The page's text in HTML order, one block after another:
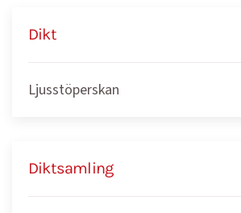
Dikt
Ljusstöperskan
Diktsamling